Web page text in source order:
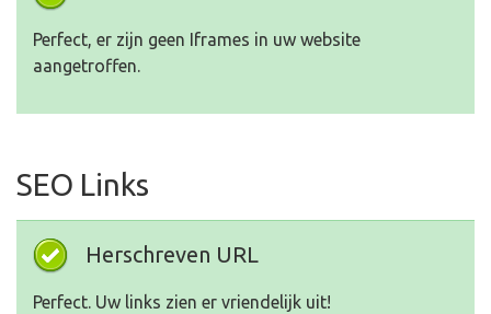
Perfect, er zijn geen Iframes in uw website
aangetroffen.
SEO Links
Herschreven URL
Perfect. Uw links zien er vriendelijk uit!